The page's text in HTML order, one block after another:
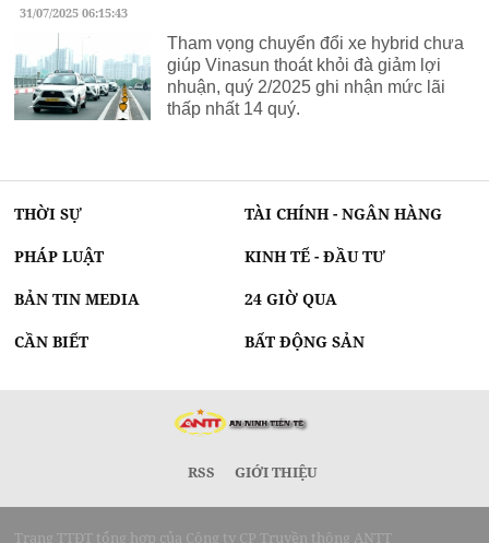
31/07/2025 06:15:43
Tham vọng chuyển đổi xe hybrid chưa
giúp Vinasun thoát khỏi đà giảm lợi
nhuận, quý 2/2025 ghi nhận mức lãi
thấp nhất 14 quý.
THỜI SỰ TÀI CHÍNH - NGÂN HÀNG
PHÁP LUẬT KINH TẾ - ĐẦU TƯ
BẢN TIN MEDIA 24 GIỜ QUA
CẦN BIẾT BẤT ĐỘNG SẢN
RSS GIỚI THIỆU
Trang TTĐT tổng hợp của Công ty CP Truyền thông ANTT